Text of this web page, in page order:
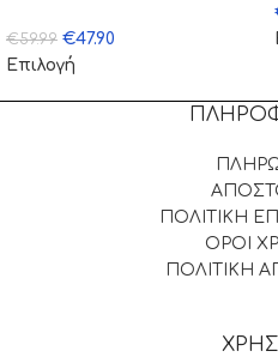
€59.99 €47.90
Επιλογή
ΠΟΛΙΤΙΚΗ
ΟΡΟΙ
ΠΟΛΙΤΙΚΗ